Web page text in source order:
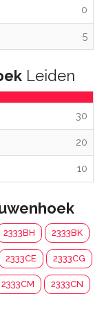
0
5
Leiden
30
20
10
2333BH 2333BK
2333CE 2333CG
2333CM 2333CN